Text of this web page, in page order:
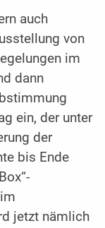
auch
von
im
dann
ein, der unter
der
bis Ende
jetzt nämlich